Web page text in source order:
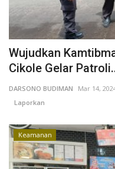
Wujudkan
Cikole Gelar
DARSONO BUDIMAN Mar 14,
Laporkan
Keamanan